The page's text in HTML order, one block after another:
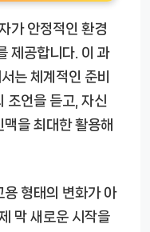
가 안정적인 환경
제공합니다. 이 과
는 체계적인 준비
조언을 듣고, 자신
을 최대한 활용해
용 형태의 변화가 아
막 새로운 시작을